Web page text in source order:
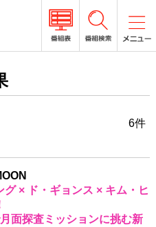
6件
グ × ド・ギョンス × キム・ヒ
面探査ミッションに挑む新